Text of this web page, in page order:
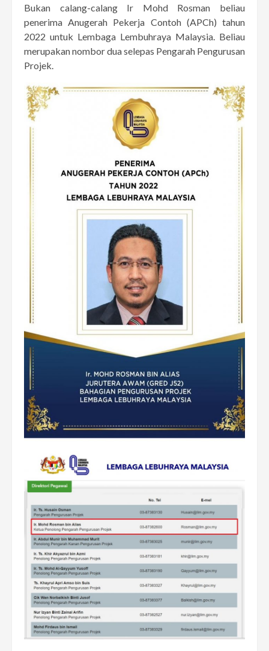
Bukan calang-calang Ir Mohd Rosman beliau
penerima Anugerah Pekerja Contoh (APCh) tahun
2022 untuk Lembaga Lembuhraya Malaysia. Beliau
merupakan nombor dua selepas Pengarah Pengurusan
Projek.